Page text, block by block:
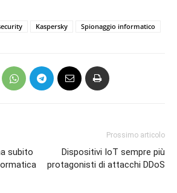
Kaspersky Spionaggio informatico
subito
Prossimo articolo
Dispositivi IoT sempre più
protagonisti di attacchi DDoS